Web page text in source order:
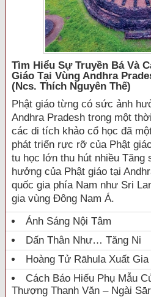
Tìm Hiểu Sự Truyền Bá Và
Giáo Tại Vùng Andhra
(ncs. Thích Nguyên Thế)
Phật giáo từng có sức ảnh
Andhra Pradesh trong một
các di tích khảo cổ học đã
phát triển rực rỡ của Phật
tu học lớn thu hút nhiều
hưởng của Phật giáo tại
quốc gia phía Nam như Sri
gia vùng Đông Nam Á.
Ánh Sáng Nội Tâm
Dấn Thân Như… Tăng Ni
Hoàng Tử Rāhula Xuất Gia
Cách Báo Hiếu Phụ Mẫu
Thượng Thanh Văn – Ngài